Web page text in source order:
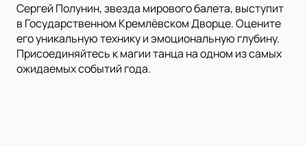
Сергей Полунин, звезда мирового балета, выступит
в Государственном Кремлёвском Дворце. Оцените
его уникальную технику и эмоциональную глубину.
Присоединяйтесь к магии танца на одном из самых
ожидаемых событий года.